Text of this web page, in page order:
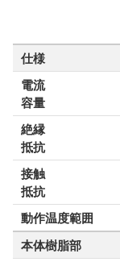
会社情報
仕様
電流
容量
絶縁
抵抗
接触
抵抗
動作温度範囲
本体樹脂部